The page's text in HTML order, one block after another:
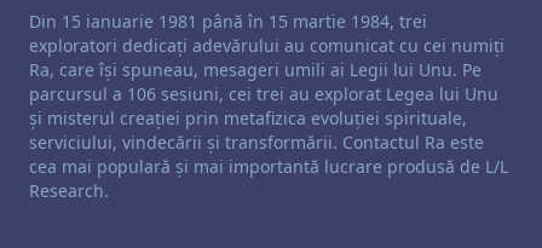
Exonerare de responsabilitate privind canalizarea:
Din 15 ianuarie 1981 până în 15 martie 1984, trei
exploratori dedicați adevărului au comunicat cu cei numiți
Ra, care își spuneau, mesageri umili ai Legii lui Unu. Pe
parcursul a 106 sesiuni, cei trei au explorat Legea lui Unu
și misterul creației prin metafizica evoluției spirituale,
serviciului, vindecării și transformării. Contactul Ra este
cea mai populară și mai importantă lucrare produsă de L/L
Research.